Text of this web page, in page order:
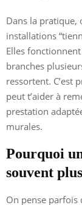
Dans la pratique,
installations
Elles
branches
ressortent. C’est
peut t’aider à
prestation
murales.
Pourquoi
souvent
On pense parfois